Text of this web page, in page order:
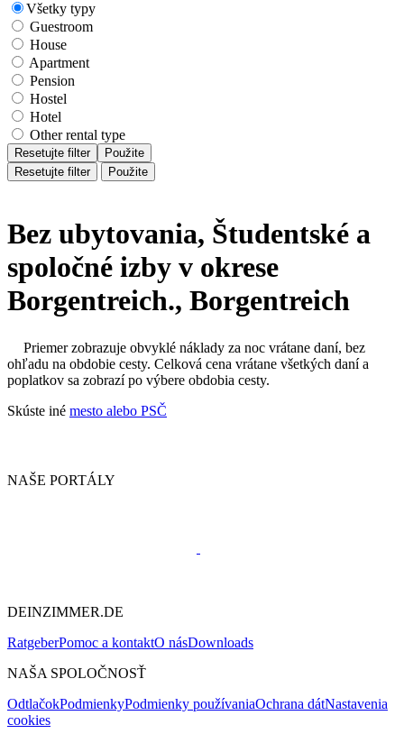
Všetky typy
Guestroom
House
Apartment
Pension
Hostel
Hotel
Other rental type
Resetujte filter
Použite
Resetujte filter
Použite
Bez ubytovania, Študentské a
spoločné izby v okrese
Borgentreich., Borgentreich
Priemer zobrazuje obvyklé náklady za noc vrátane daní, bez
ohľadu na obdobie cesty. Celková cena vrátane všetkých daní a
poplatkov sa zobrazí po výbere obdobia cesty.
Skúste iné mesto alebo PSČ
NAŠE PORTÁLY
DEINZIMMER.DE
RatgeberPomoc a kontaktO násDownloads
NAŠA SPOLOČNOSŤ
OdtlačokPodmienkyPodmienky používaniaOchrana dátNastavenia
cookies